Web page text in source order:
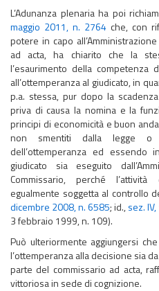
L’Adunanza plenaria ha poi
maggio 2011, n. 2764 che, con
potere in capo
ad acta, ha chiarito che la
l’esaurimento della competenza
all’ottemperanza al giudicato, in
p.a. stessa, pur dopo la
priva di causa la nomina e la
principi di economicità e buon
non smentiti dalla legge o
dell’ottemperanza ed
giudicato sia eseguito
Commissario, perché
egualmente soggetta al controllo
dicembre 2008, n. 6585; id.,sez.
3 febbraio 1999, n. 109).
Può ulteriormente aggiungersi
l’ottemperanza alla decisione sia
parte del commissario ad acta,
vittoriosa in sede di cognizione.